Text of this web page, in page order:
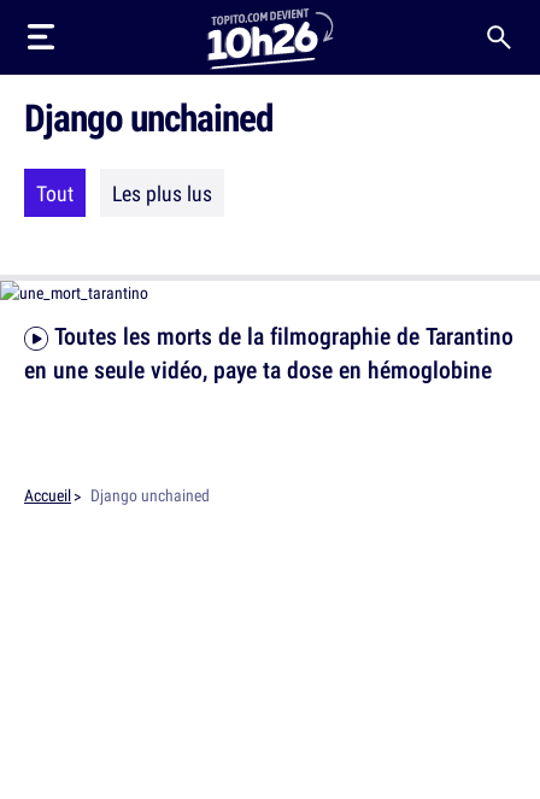
Django unchained
Tout Les plus lus
en une seule vidéo, paye ta dose en hémoglobine
Accueil Django unchained